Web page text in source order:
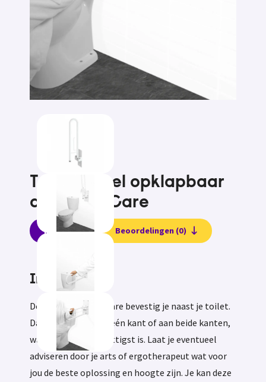
Toiletbeugel opklapbaar
aan muur Care
Informatie Beoordelingen (0)
Informatie
Deze toiletbeugel Care bevestig je naast je toilet.
Dat kan je doen aan één kant of aan beide kanten,
wat voor jou het prettigst is. Laat je eventueel
adviseren door je arts of ergotherapeut wat voor
jou de beste oplossing en hoogte zijn. Je kan deze